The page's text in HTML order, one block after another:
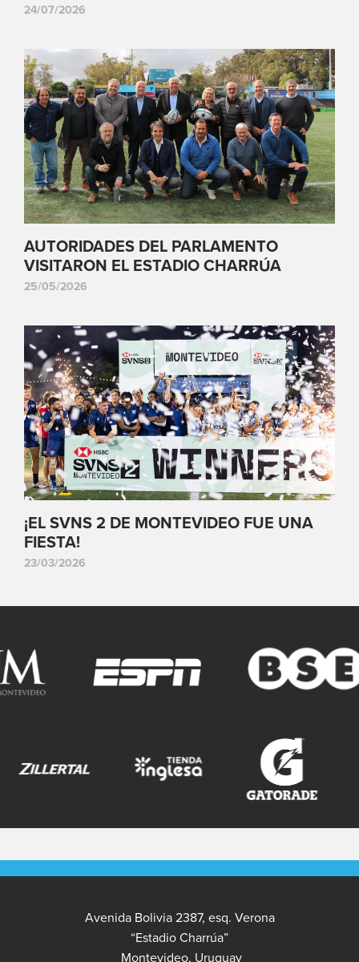
24/07/2026
AUTORIDADES DEL PARLAMENTO
VISITARON EL ESTADIO CHARRÚA
25/05/2026
¡EL SVNS 2 DE MONTEVIDEO FUE UNA
FIESTA!
23/03/2026
Avenida Bolivia 2387, esq. Verona
“Estadio Charrúa”
Montevideo, Uruguay